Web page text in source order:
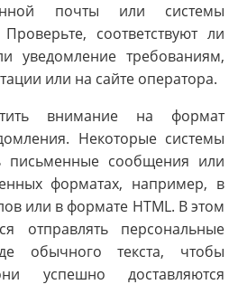
почты или системы
соответствуют ли
уведомление требованиям,
или на сайте оператора.
внимание на формат
Некоторые системы
письменные сообщения или
форматах, например, в
или в формате HTML. В этом
отправлять персональные
обычного текста, чтобы
успешно доставляются